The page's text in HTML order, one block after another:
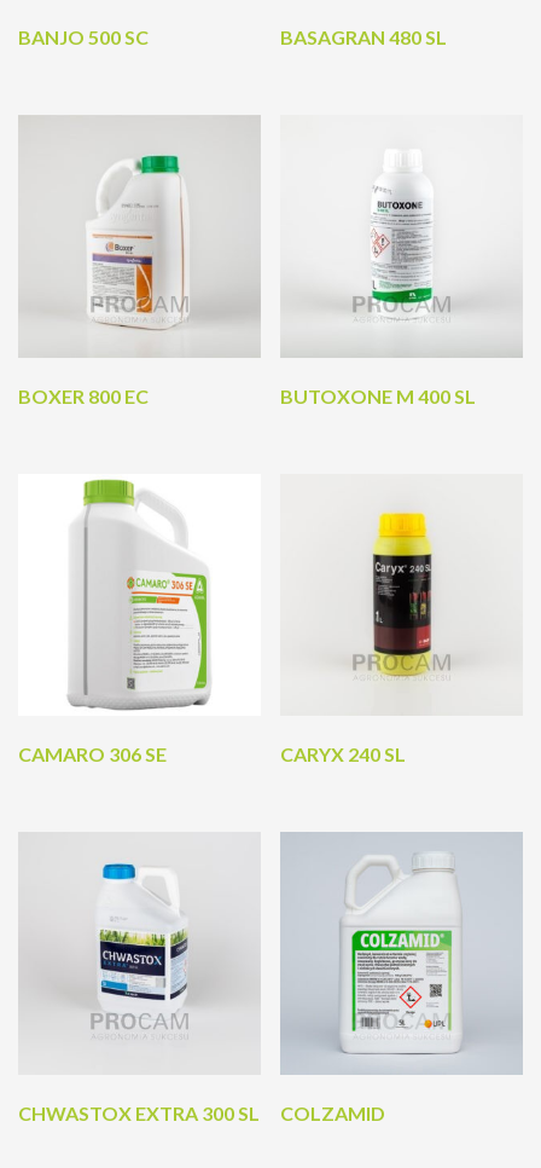
BANJO 500 SC BASAGRAN 480 SL
BOXER 800 EC BUTOXONE M 400 SL
CAMARO 306 SE CARYX 240 SL
CHWASTOX EXTRA 300 SL COLZAMID